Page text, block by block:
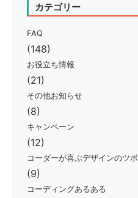
カテゴリー
FAQ
(148)
お役立ち情報
(21)
その他お知らせ
(8)
キャンペーン
(12)
コーダーが喜ぶデザインのツボ
(9)
コーディングあるある